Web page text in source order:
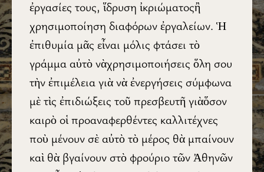
ἐργασίες τους, ἵδρυση ἰκριώματοςἢ
χρησιμοποίηση διαφόρων ἐργαλείων. Ἡ
ἐπιθυμία μᾶς εἶναι μόλις φτάσει τὸ
γράμμα αὐτὸ νὰχρησιμοποιήσεις ὅλη σου
τὴν ἐπιμέλεια γιὰ νὰ ἐνεργήσεις σύμφωνα
μὲ τὶς ἐπιδιώξεις τοῦ πρεσβευτῆ γιὰὅσον
καιρὸ οἱ προαναφερθέντες καλλιτέχνες
ποὺ μένουν σὲ αὐτὸ τὸ μέρος θὰ μπαίνουν
καὶ θὰ βγαίνουν στὸ φρούριο τῶν Ἀθηνῶν